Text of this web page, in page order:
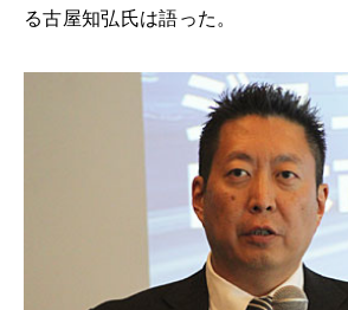
る古屋知弘氏は語った。